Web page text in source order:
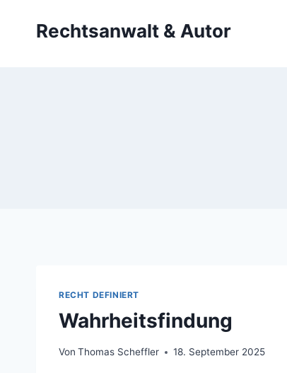
Rechtsanwalt & Autor
RECHT DEFINIERT
Wahrheitsfindung
Von Thomas Scheffler 18. September 2025